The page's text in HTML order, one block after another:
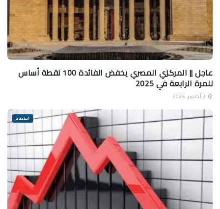
عاجل || المركزي المصري يخفض الفائدة 100 نقطة أساس
للمرة الرابعة في 2025
اقتصاد